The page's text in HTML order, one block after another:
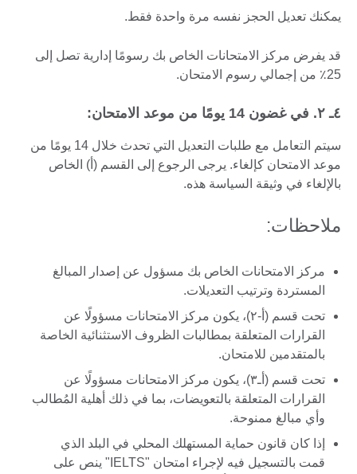
يمكنك تعديل الحجز نفسه مرة واحدة فقط.
قد يفرض مركز الامتحانات الخاص بك رسومًا إدارية تصل إلى
25٪ من إجمالي رسوم الامتحان.
٤ـ ۲. في غضون 14 يومًا من موعد الامتحان:
سيتم التعامل مع طلبات التعديل التي تحدث خلال 14 يومًا من
موعد الامتحان كإلغاء. يرجى الرجوع إلى القسم (أ) الخاص
بالإلغاء في وثيقة السياسة هذه.
ملاحظات:
مركز الامتحانات الخاص بك مسؤول عن إصدار المبالغ
المستردة وترتيب التعديلات.
تحت قسم (أ-۲)، يكون مركز الامتحانات مسؤولًا عن
القرارات المتعلقة بمطالبات الظروف الاستثنائية الخاصة
بالمتقدمين للامتحان.
تحت قسم (أـ۳)، يكون مركز الامتحانات مسؤولًا عن
القرارات المتعلقة بالتعويضات، بما في ذلك أهلية المُطالب
وأي مبالغ ممنوحة.
إذا كان قانون حماية المستهلك المحلي في البلد الذي
قمت بالتسجيل فيه لإجراء امتحان "IELTS" ينص على